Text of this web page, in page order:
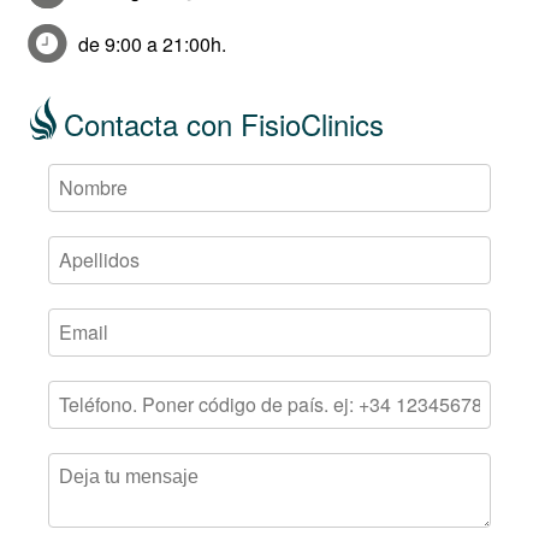
de 9:00 a 21:00h.
Contacta con FisioClinics